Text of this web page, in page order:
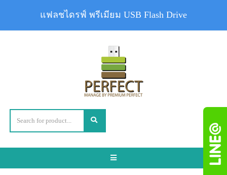
Toggle
แฟลชไดรฟ์ พรีเมียม USB Flash Drive